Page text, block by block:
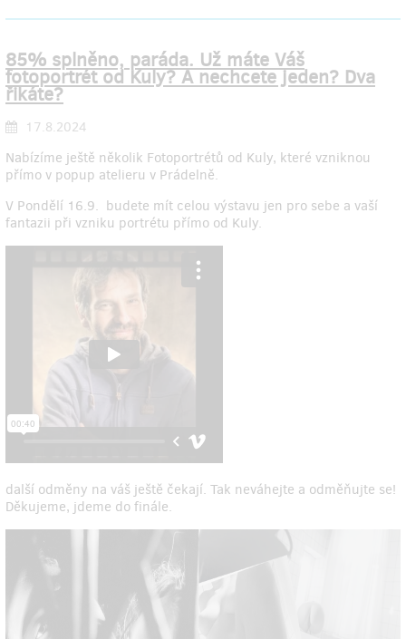
85% splněno, paráda. Už máte Váš
fotoportrét od Kuly? A nechcete jeden? Dva
řikáte?
17.8.2024
Nabízíme ještě několik Fotoportrétů od Kuly, které vzniknou
přímo v popup atelieru v Prádelně.
V Pondělí 16.9. budete mít celou výstavu jen pro sebe a vaší
fantazii při vzniku portrétu přímo od Kuly.
další odměny na váš ještě čekají. Tak neváhejte a odměňujte se!
Děkujeme, jdeme do finále.